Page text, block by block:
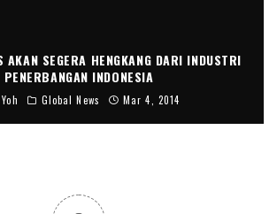
AKAN SEGERA HENGKANG DARI INDUSTRI
PENERBANGAN INDONESIA
Global News Mar 4, 2014